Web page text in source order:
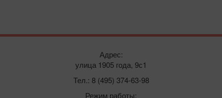
Адрес:
улица 1905 года, 9с1
Тел.: 8 (495) 374-63-98
Режим работы: